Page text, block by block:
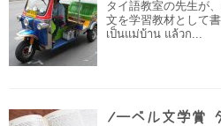
タイ語教室の先生が
文を学習教材として
เป็นแม่บ้าน แล้วก...
ノーベル文学賞